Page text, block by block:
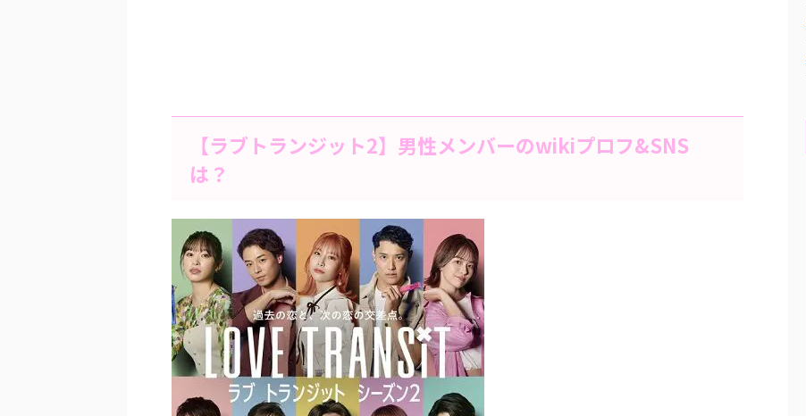
【ラブトランジット2】男性メンバーのwikiプロフ&SNS
は？